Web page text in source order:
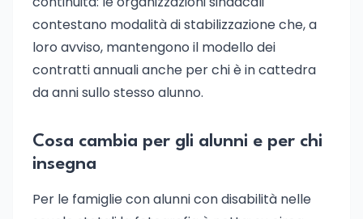
contestano modalità di stabilizzazione che, a
loro avviso, mantengono il modello dei
contratti annuali anche per chi è in cattedra
da anni sullo stesso alunno.
Cosa cambia per gli alunni e per chi
insegna
Per le famiglie con alunni con disabilità nelle